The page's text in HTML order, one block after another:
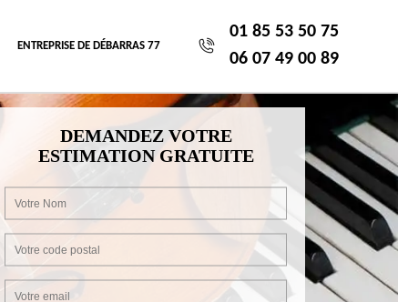
ENTREPRISE DE DÉBARRAS 77
01 85 53 50 75
06 07 49 00 89
DEMANDEZ VOTRE
ESTIMATION GRATUITE